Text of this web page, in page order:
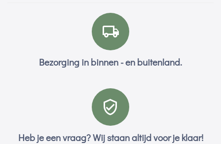
Bezorging in binnen - en buitenland.
Heb je een vraag? Wij staan altijd voor je klaar!